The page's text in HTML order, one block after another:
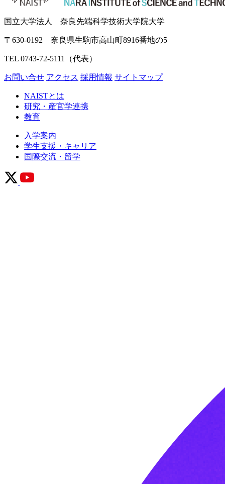
国立大学法人 奈良先端科学技術大学院大学
〒630-0192 奈良県生駒市高山町8916番地の5
TEL 0743-72-5111（代表）
お問い合せ アクセス 採用情報 サイトマップ
NAISTとは
研究・産官学連携
教育
入学案内
学生支援・キャリア
国際交流・留学